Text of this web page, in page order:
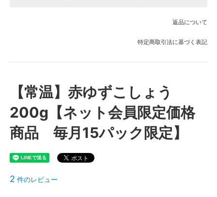
返品について
特定商取引法に基づく表記
【常温】赤ゆずこしょう
200g【ネット会員限定価格
商品 毎月15パック限定】
2 件のレビュー